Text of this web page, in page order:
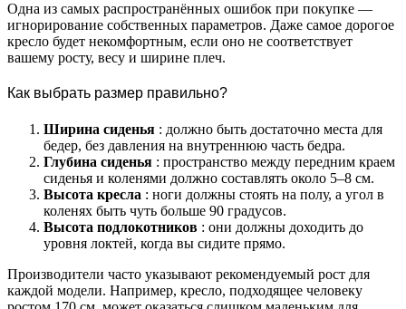
Одна из самых распространённых ошибок при покупке —
игнорирование собственных параметров. Даже самое дорогое
кресло будет некомфортным, если оно не соответствует
вашему росту, весу и ширине плеч.
Как выбрать размер правильно?
Ширина сиденья : должно быть достаточно места для
бедер, без давления на внутреннюю часть бедра.
Глубина сиденья : пространство между передним краем
сиденья и коленями должно составлять около 5–8 см.
Высота кресла : ноги должны стоять на полу, а угол в
коленях быть чуть больше 90 градусов.
Высота подлокотников : они должны доходить до
уровня локтей, когда вы сидите прямо.
Производители часто указывают рекомендуемый рост для
каждой модели. Например, кресло, подходящее человеку